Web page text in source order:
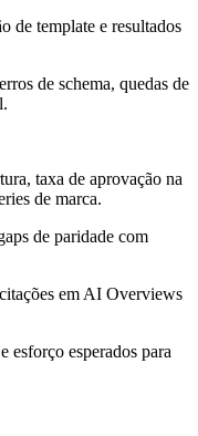
de template e resultados
de schema, quedas de
taxa de aprovação na
de marca.
de paridade com
em AI Overviews
esforço esperados para